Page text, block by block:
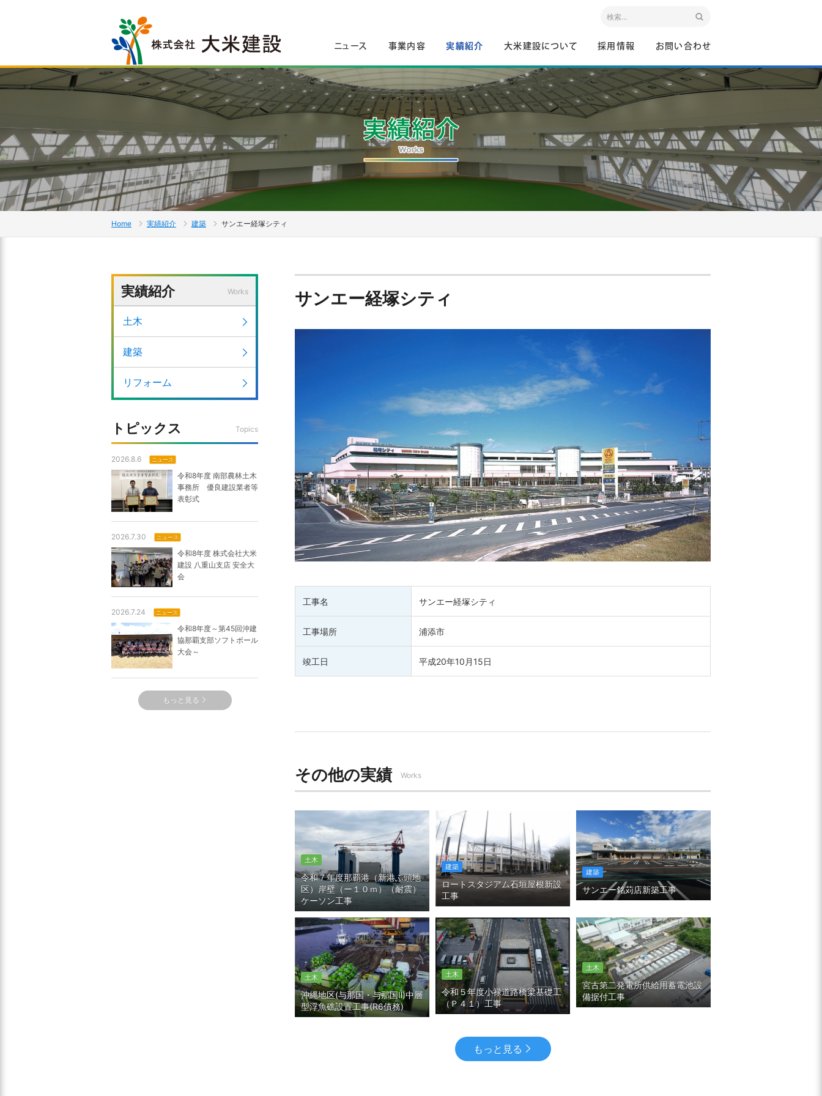
ニュース 事業内容 実績紹介 大米建設について 採用情報 お問い合わせ
Home 実績紹介 建築 サンエー経塚シティ
実績紹介 Works
土木
建築
リフォーム
トピックス Topics
2026.8.6 ニュース
令和8年度 南部農林土木
事務所 優良建設業者等
表彰式
2026.7.30 ニュース
令和8年度 株式会社大米
建設 八重山支店 安全大
会
2026.7.24 ニュース
令和8年度～第45回沖建
協那覇支部ソフトボール
大会～
もっと見る
サンエー経塚シティ
工事名 サンエー経塚シティ
工事場所 浦添市
竣工日 平成20年10月15日
その他の実績 Works
土木
令和７年度那覇港（新港ふ頭地
区）岸壁（ー１０ｍ）（耐震）
ケーソン工事
建築
ロートスタジアム石垣屋根新設
工事
建築
サンエー銘苅店新築工事
土木
沖縄地区(与那国・与那国Ⅱ)中層
型浮魚礁設置工事(R6債務)
土木
令和５年度小禄道路橋梁基礎工
（Ｐ４１）工事
土木
宮古第二発電所供給用蓄電池設
備据付工事
もっと見る